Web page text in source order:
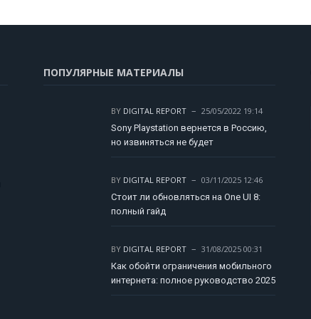
ПОПУЛЯРНЫЕ МАТЕРИАЛЫ
BY DIGITAL REPORT
25/05/2022 19:14
Sony Playstation вернется в Россию,
но извиняться не будет
BY DIGITAL REPORT
03/11/2025 12:46
Стоит ли обновляться на One UI 8:
полный гайд
BY DIGITAL REPORT
31/08/2025 00:31
Как обойти ограничения мобильного
интернета: полное руководство 2025